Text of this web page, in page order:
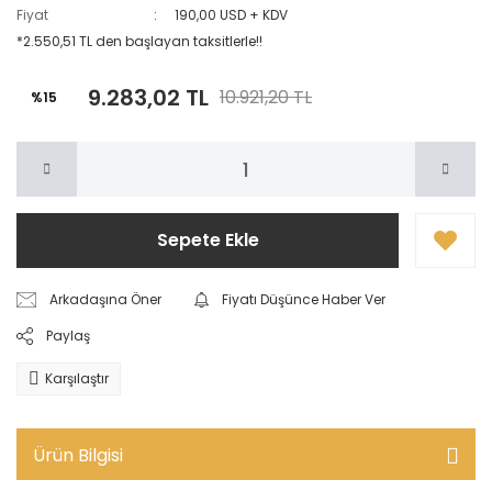
Fiyat
190,00 USD + KDV
*2.550,51 TL den başlayan taksitlerle!!
%15 9.283,02 TL 10.921,20 TL
Sepete Ekle
Arkadaşına Öner
Fiyatı Düşünce Haber Ver
Paylaş
Karşılaştır
Ürün Bilgisi